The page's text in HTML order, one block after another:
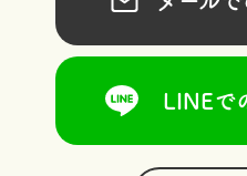
LINEでの